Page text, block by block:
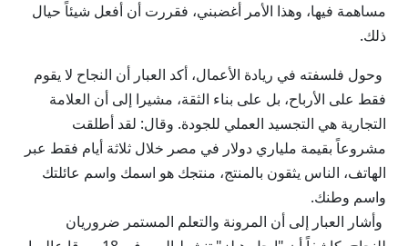
مساهمة فيها، وهذا الأمر أغضبني، فقررت أن أفعل شيئاً حيال
ذلك.
وحول فلسفته في ريادة الأعمال، أكد العبار أن النجاح لا يقوم
فقط على الأرباح، بل على بناء الثقة، مشيرا إلى أن العلامة
التجارية هي التجسيد العملي للجودة. وقال: لقد أطلقت
مشروعاً بقيمة ملياري دولار في مصر خلال ثلاثة أيام فقط عبر
الهاتف، الناس يثقون بالمنتج، منتجك هو اسمك واسم عائلتك
واسم وطنك.
وأشار العبار إلى أن المرونة والتعلم المستمر ضروريان